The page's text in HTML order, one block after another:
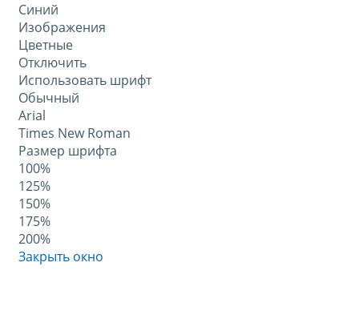
Синий
Изображения
Цветные
Отключить
Использовать шрифт
Обычный
Arial
Times New Roman
Размер шрифта
100%
125%
150%
175%
200%
Закрыть окно